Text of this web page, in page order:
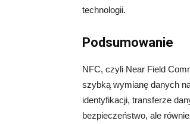
technologii.
Podsumowanie
NFC, czyli Near Field
szybką wymianę danych
identyfikacji, transferze
bezpieczeństwo, ale